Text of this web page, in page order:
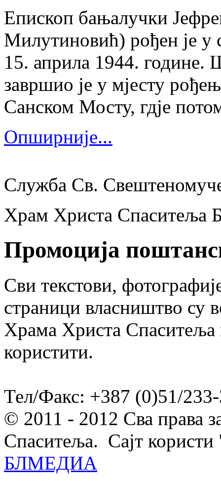
Епископ бањалучки
Милутиновић) рођен је у
15. априла 1944. године.
завршио је у мјесту
Санском Мосту, гдје
Опширније...
Служба Св.
Храм Христа Спаситеља
Промоција
Сви текстови,
страници власништво су
Храма Христа Спаситеља
користити.
Тел/Факс: +387 (0)51/
© 2011 - 2012 Сва права
Спаситеља. Сајт
БЛМЕДИА